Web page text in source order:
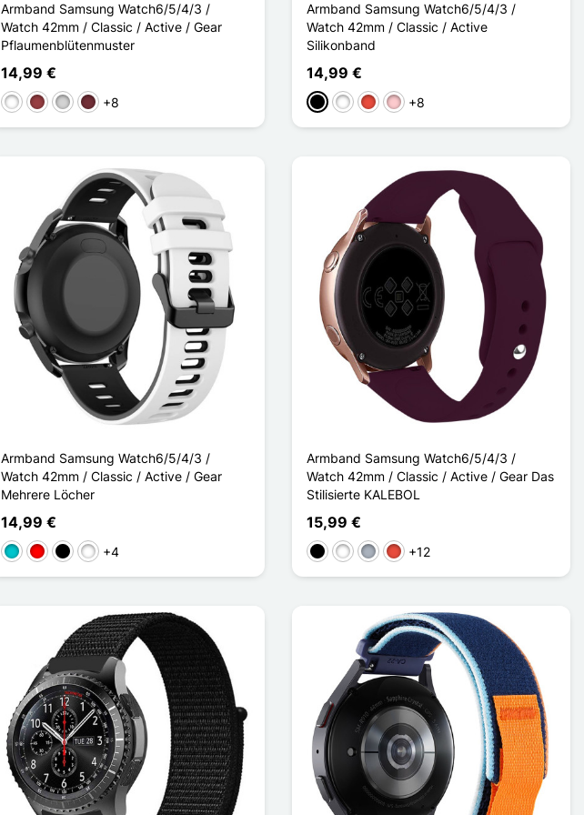
Armband Samsung Watch6/5/4/3 /
Watch 42mm / Classic / Active / Gear
Pflaumenblütenmuster
14,99 €
WeißDunkelrot
Gris clairRouge Vin
+8
Armband Samsung Watch6/5/4/3 /
Watch 42mm / Classic / Active
Silikonband
14,99 €
Schwarz
WeißRot Pink+8
Armband Samsung Watch6/5/4/3 /
Watch 42mm / Classic / Active / Gear
Mehrere Löcher
14,99 €
TürkisRouge Noir
Noir GrisNoir Rouge
+4
Armband Samsung Watch6/5/4/3 /
Watch 42mm / Classic / Active / Gear Das
Stilisierte KALEBOL
15,99 €
Schwarz
WeißGrauRot +12